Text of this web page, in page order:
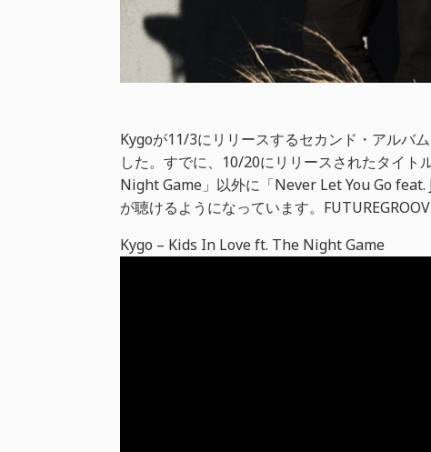
Kygoが11/3にリリースするセカンド・アルバ
した。すでに、10/20にリリースされたタイ
Night Game」以外に「Never Let You Go
が聴けるようになっています。
Kygo – Kids In Love ft. The Night Game